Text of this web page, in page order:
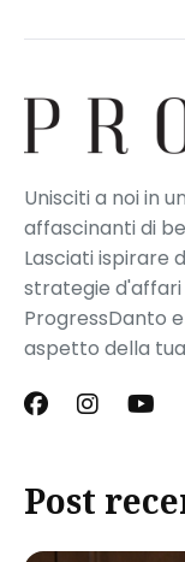
Unisciti a noi in
affascinanti di
Lasciati ispirare
strategie d'affari
ProgressDanto
aspetto della
Post